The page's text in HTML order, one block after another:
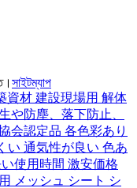
সাইটম্যাপ
資材 建設現場用 解体
や防塵、落下防止、
会認定品 各色彩あり
い 通気性が良い 色あ
使用時間 激安価格
メッシュ シート シ